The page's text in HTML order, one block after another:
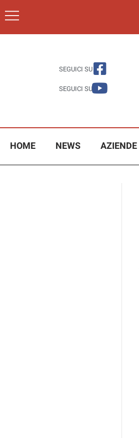
SEGUICI SU
SEGUICI SU
HOME NEWS AZIENDE